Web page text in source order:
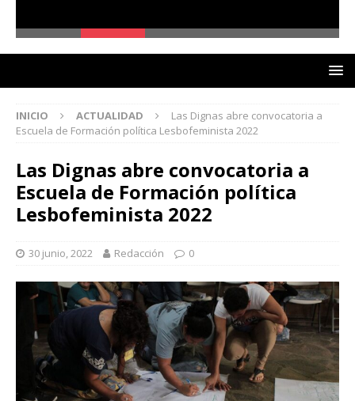
INICIO ACTUALIDAD
Las Dignas abre convocatoria a
Escuela de Formación política Lesbofeminista 2022
Las Dignas abre convocatoria a
Escuela de Formación política
Lesbofeminista 2022
30 junio, 2022 Redacción 0